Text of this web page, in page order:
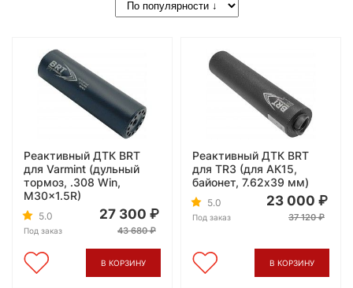
Реактивный ДТК BRT
для Varmint (дульный
тормоз, .308 Win,
M30x1.5R)
5.0
Под заказ
27 300
43 680
В КОРЗИНУ
Реактивный ДТК BRT
для TR3 (для АК15,
байонет, 7.62x39 мм)
5.0
Под заказ
23 000
37 120
В КОРЗИНУ